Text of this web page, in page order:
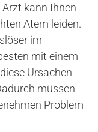
kann Ihnen
Atem leiden.
im
mit einem
Ursachen
müssen
Problem